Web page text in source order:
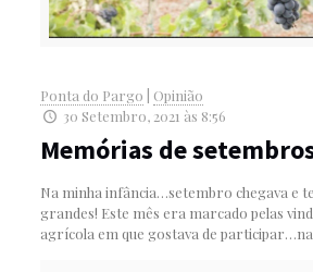
Ponta do Pargo
Opinião
30 Setembro, 2021 às 8:56
Memórias de
Na minha infância…setembro chegava e
grandes! Este mês era marcado pelas
agrícola em que gostava de